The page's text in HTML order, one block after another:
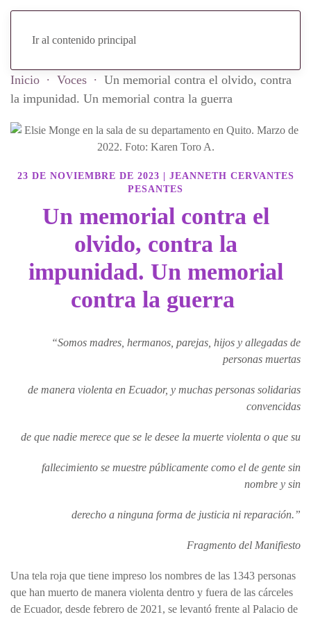
Ir al contenido principal
Inicio Voces
Un memorial contra el olvido, contra
la impunidad. Un memorial contra la guerra
23 DE NOVIEMBRE DE 2023
JEANNETH CERVANTES
PESANTES
Un memorial contra el
olvido, contra la
impunidad. Un memorial
contra la guerra
“Somos madres, hermanos, parejas, hijos y allegadas de
personas muertas
de manera violenta en Ecuador, y muchas personas solidarias
convencidas
de que nadie merece que se le desee la muerte violenta o que su
fallecimiento se muestre públicamente como el de gente sin
nombre y sin
derecho a ninguna forma de justicia ni reparación.”
Fragmento del Manifiesto
Una tela roja que tiene impreso los nombres de las 1343 personas
que han muerto de manera violenta dentro y fuera de las cárceles
de Ecuador, desde febrero de 2021, se levantó frente al Palacio de